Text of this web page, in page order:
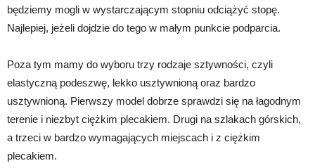
będziemy mogli w wystarczającym stopniu odciążyć stopę.
Najlepiej, jeżeli dojdzie do tego w małym punkcie podparcia.
Poza tym mamy do wyboru trzy rodzaje sztywności, czyli
elastyczną podeszwę, lekko usztywnioną oraz bardzo
usztywnioną. Pierwszy model dobrze sprawdzi się na łagodnym
terenie i niezbyt ciężkim plecakiem. Drugi na szlakach górskich,
a trzeci w bardzo wymagających miejscach i z ciężkim
plecakiem.